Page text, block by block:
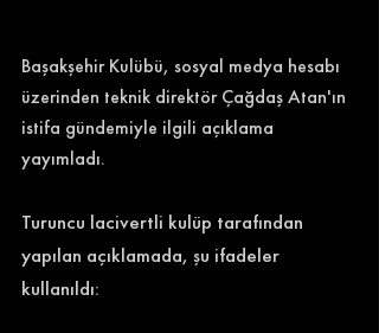
Başakşehir Kulübü, sosyal medya hesabı
üzerinden teknik direktör Çağdaş Atan'ın
istifa gündemiyle ilgili açıklama
yayımladı.
Turuncu lacivertli kulüp tarafından
yapılan açıklamada, şu ifadeler
kullanıldı: